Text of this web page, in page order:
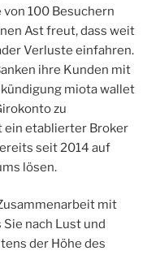
100 Besuchern
Ast freut, dass weit
Verluste einfahren.
ihre Kunden mit
miota wallet
zu
ein etablierter Broker
seit 2014 auf
lösen.
mit
nach Lust und
der Höhe des